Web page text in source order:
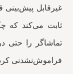
غیرقابل
ثابت می‌کند که
تماشاگر را حتی
فراموش‌نشدنی